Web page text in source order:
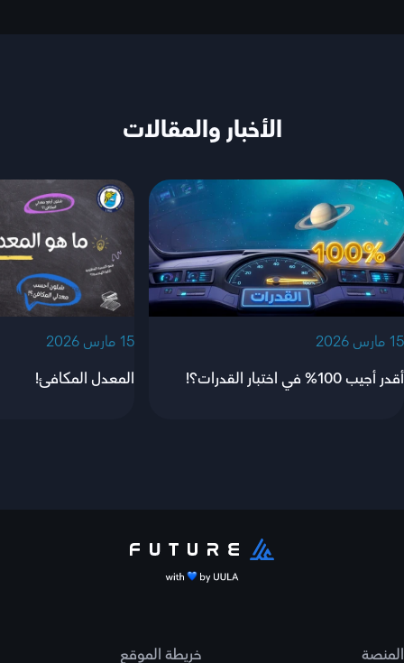
الأخبار والمقالات
‫15 مارس 2026‬
أقدر أجيب 100% في اختبار القدرات؟!
‫15 مارس 2026‬
المعدل المكافئ!
المنصة خريطة الموقع